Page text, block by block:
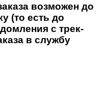
возможен до
(то есть до
с трек-
в службу